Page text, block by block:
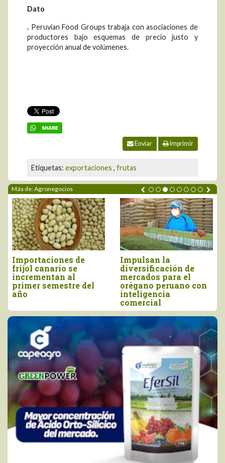
Dato
. Peruvian Food Groups trabaja con asociaciones de
productores bajo esquemas de precio justo y
proyección anual de volúmenes.
Enviar Imprimir
Etiquetas: exportaciones , frutas
Más de: Agronegocios
Impulsan la
diversificación de
mercados para el
orégano peruano con
inteligencia
Perú importó vino por
más de US$ 16,4
millones, entre enero
y junio